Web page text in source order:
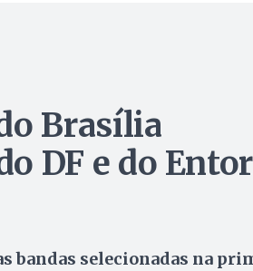
Brasília
DF e do
bandas selecionadas na